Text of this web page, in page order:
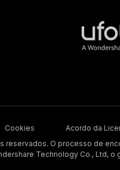
Cookies Acordo da
O processo de
Technology Co., Ltd, o